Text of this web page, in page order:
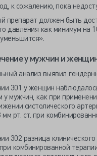
к сожалению, пока
препарат должен быть
давления как минимум на
у мужчин и
анализ выявил
301 у женщин
у мужчин, как при
систолического
мм рт. ст. при
302 разница
комбинированной